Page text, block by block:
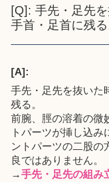
[Q]: 手先・足先
手首・足首に残る
[A]:
手先・足先を抜いた
残る。
前腕、脛の溶着の微
トパーツが挿し込
ントパーツの二股の
良ではありません。
→手先・足先の組み